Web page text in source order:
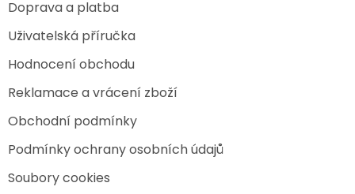
Doprava a platba
Uživatelská příručka
Hodnocení obchodu
Reklamace a vrácení zboží
Obchodní podmínky
Podmínky ochrany osobních údajů
Soubory cookies